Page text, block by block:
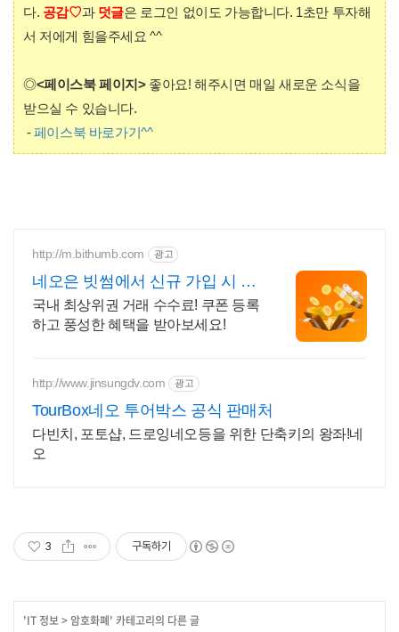
다. 공감♡과 덧글은 로그인 없이도 가능합니다. 1초만 투자해
서 저에게 힘을주세요 ^^
◎<페이스북 페이지>좋아요! 해주시면 매일 새로운 소식을
받으실 수 있습니다.
-페이스북 바로가기^^
http://m.bithumb.com 광고
네오은 빗썸에서 신규 가입 시 5
만원 혜택
국내 최상위권 거래 수수료! 쿠폰 등록
하고 풍성한 혜택을 받아보세요!
http://www.jinsungdv.com 광고
TourBox네오 투어박스 공식 판매처
다빈치, 포토샵, 드로잉네오등을 위한 단축키의 왕좌!네
오
3 구독하기
'IT 정보>암호화폐' 카테고리의 다른 글